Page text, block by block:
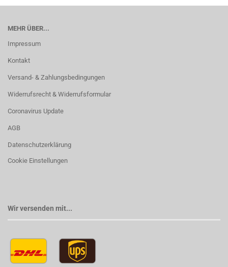
MEHR ÜBER...
Impressum
Kontakt
Versand- & Zahlungsbedingungen
Widerrufsrecht & Widerrufsformular
Coronavirus Update
AGB
Datenschutzerklärung
Cookie Einstellungen
Wir versenden mit...